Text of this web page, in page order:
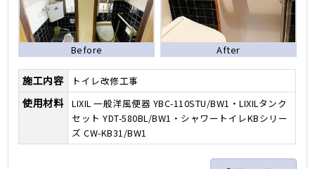
Before After
施工内容 トイレ改修工事
使用材料
LIXIL 一般洋風便器 YBC-110STU/BW1・LIXILタンク
セット YDT-580BL/BW1・シャワートイレKBシリー
ズ CW-KB31/BW1